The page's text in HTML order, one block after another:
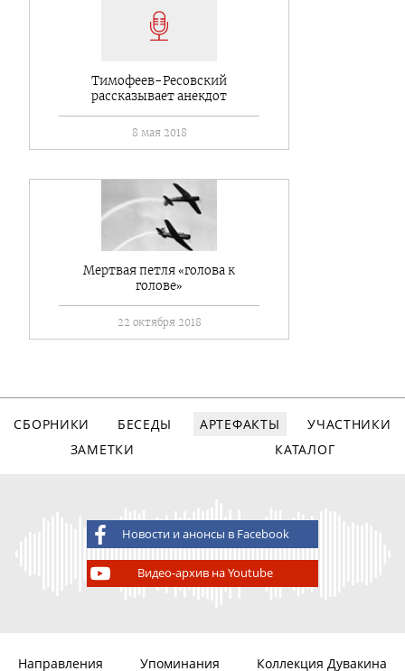
Тимофеев-Ресовский
рассказывает анекдот
8 мая 2018
Мертвая петля «голова к
голове»
22 октября 2018
СБОРНИКИ БЕСЕДЫ АРТЕФАКТЫ
УЧАСТНИКИ
ЗАМЕТКИ
КАТАЛОГ
Новости и анонсы в Facebook
Видео-архив на Youtube
Направления Упоминания Коллекция Дувакина